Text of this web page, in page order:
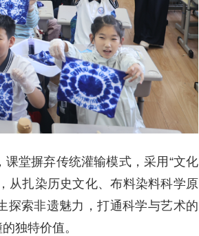
堂摒弃传统灌输模式，采用“文化
从扎染历史文化、布料染料科学原
探索非遗魅力，打通科学与艺术的
独特价值。